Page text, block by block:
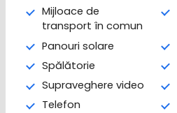
Mijloace de
transport în comun
Panouri solare
Spălătorie
Supraveghere video
Telefon